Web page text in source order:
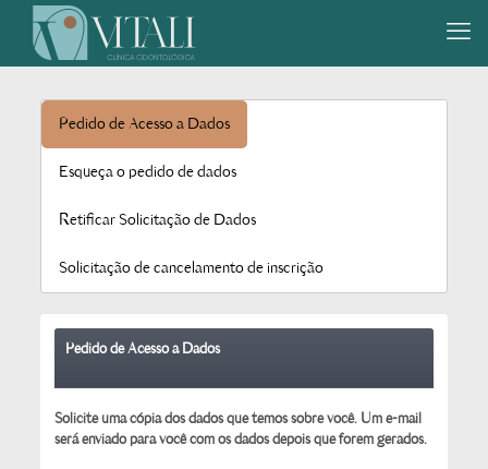
Pedido de Acesso a Dados
Esqueça o pedido de dados
Retificar Solicitação de Dados
Solicitação de cancelamento de inscrição
Pedido de Acesso a Dados
Solicite uma cópia dos dados que temos sobre você. Um e-mail
será enviado para você com os dados depois que forem gerados.